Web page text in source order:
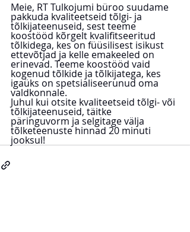
Meie, RT Tulkojumi büroo suudame
pakkuda kvaliteetseid tõlgi- ja
tõlkijateenuseid, sest teeme
koostööd kõrgelt kvalifitseeritud
tõlkidega, kes on füüsilisest isikust
ettevõtjad ja kelle emakeeled on
erinevad. Teeme koostööd vaid
kogenud tõlkide ja tõlkijatega, kes
igaüks on spetsialiseerunud oma
valdkonnale.
Juhul kui otsite kvaliteetseid tõlgi- või
tõlkijateenuseid, täitke
päringuvorm ja selgitage välja
tõlketeenuste hinnad 20 minuti
jooksul!